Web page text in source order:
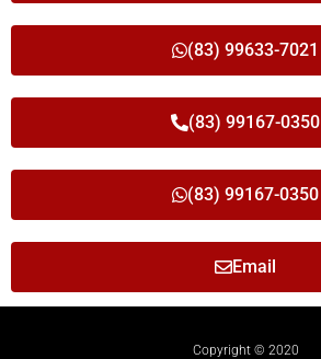
(83) 99633-7021
(83) 99167-0350
(83) 99167-0350
Email
Copyright © 2020